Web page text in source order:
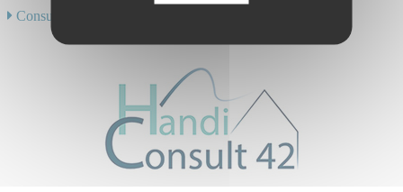
Consulter toute notre offre de soins